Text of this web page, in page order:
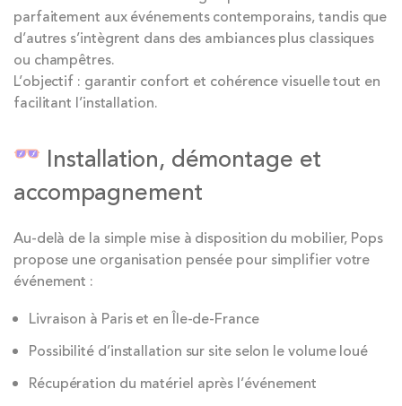
parfaitement aux événements contemporains, tandis que
d’autres s’intègrent dans des ambiances plus classiques
ou champêtres.
L’objectif : garantir confort et cohérence visuelle tout en
facilitant l’installation.
Installation, démontage et
accompagnement
Au-delà de la simple mise à disposition du mobilier, Pops
propose une organisation pensée pour simplifier votre
événement :
Livraison à Paris et en Île-de-France
Possibilité d’installation sur site selon le volume loué
Récupération du matériel après l’événement